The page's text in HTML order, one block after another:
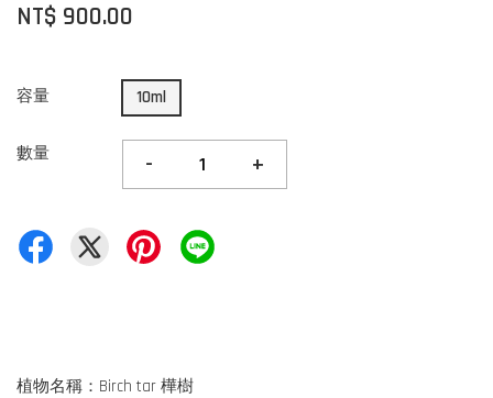
NT$ 900.00
容量 10ml
數量 - +
植物名稱：Birch tar 樺樹